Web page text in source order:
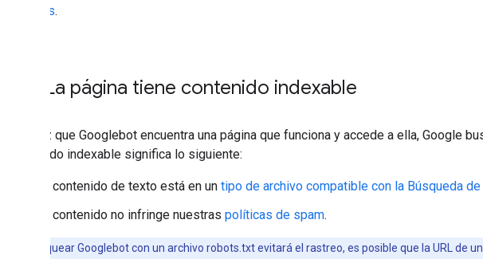
de URLs.
La página tiene contenido indexable
Una vez que Googlebot encuentra una página que funciona y accede a ella, Google
Contenido indexable significa lo siguiente:
El contenido de texto está en un tipo de archivo compatible con la Búsqueda
El contenido no infringe nuestras políticas de spam.
Si bien bloquear Googlebot con un archivo robots.txt evitará el rastreo, es posible que la URL de